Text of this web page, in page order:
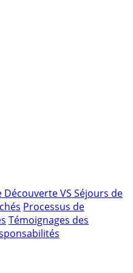
Découverte VS Séjours de
Processus de
Témoignages des